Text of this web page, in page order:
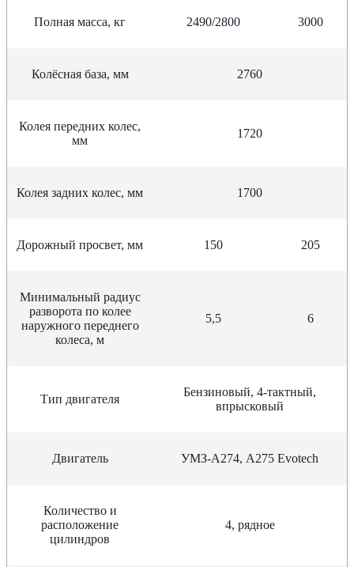
Полная масса, кг 2490/2800 3000
Колёсная база, мм 2760
Колея передних колес,
мм
1720
Колея задних колес, мм 1700
Дорожный просвет, мм 150 205
Минимальный радиус
разворота по колее
наружного переднего
колеса, м
5,5 6
Тип двигателя
Бензиновый, 4-тактный,
впрысковый
Двигатель УМЗ-А274, А275 Evotech
Количество и
расположение
цилиндров
4, рядное